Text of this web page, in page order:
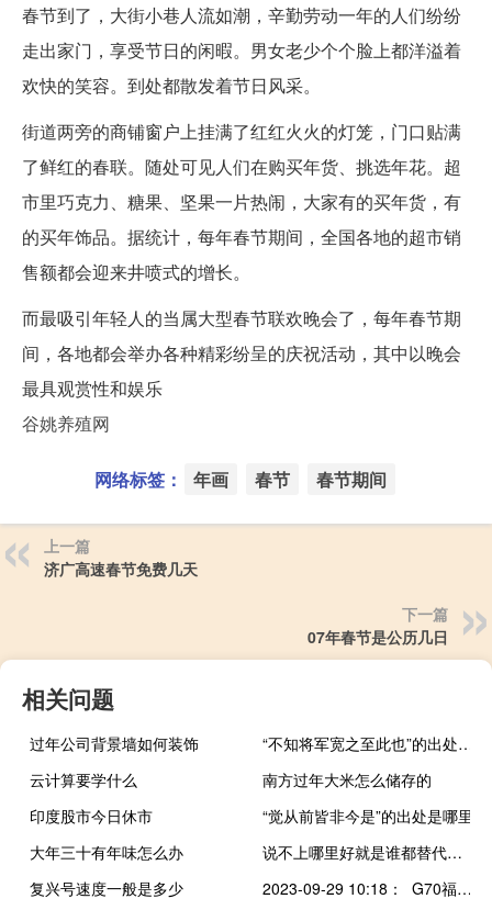
春节到了，大街小巷人流如潮，辛勤劳动一年的人们纷纷
走出家门，享受节日的闲暇。男女老少个个脸上都洋溢着
欢快的笑容。到处都散发着节日风采。
街道两旁的商铺窗户上挂满了红红火火的灯笼，门口贴满
了鲜红的春联。随处可见人们在购买年货、挑选年花。超
市里巧克力、糖果、坚果一片热闹，大家有的买年货，有
的买年饰品。据统计，每年春节期间，全国各地的超市销
售额都会迎来井喷式的增长。
而最吸引年轻人的当属大型春节联欢晚会了，每年春节期
间，各地都会举办各种精彩纷呈的庆祝活动，其中以晚会
最具观赏性和娱乐
谷姚养殖网
网络标签： 年画 春节 春节期间
上一篇
济广高速春节免费几天
下一篇
07年春节是公历几日
相关问题
过年公司背景墙如何装饰
“不知将军宽之至此也”的出处是哪里
云计算要学什么
南方过年大米怎么储存的
印度股市今日休市
“觉从前皆非今是”的出处是哪里
大年三十有年味怎么办
说不上哪里好就是谁都替代不了
复兴号速度一般是多少
2023-09-29 10:18： G70福银高速K437+900温沙段（东馆收费站至南城收费站区间，往福建方向）发生一起小车撞护栏事故，单道缓慢通行。~T​​​